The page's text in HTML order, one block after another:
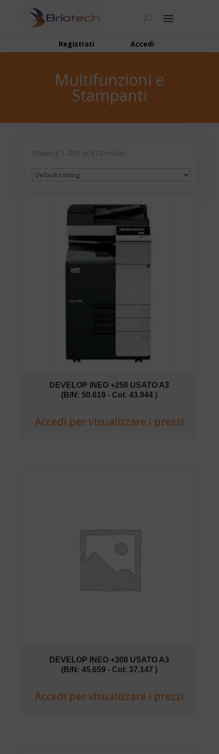
Registrati Accedi
Multifunzioni e
Stampanti
Showing 1–250 of 672 results
DEVELOP INEO +258 USATO A3
(B/N: 50.619 - Col: 43.944 )
Accedi per visualizzare i prezzi
DEVELOP INEO +308 USATO A3
(B/N: 45.659 - Col: 37.147 )
Accedi per visualizzare i prezzi